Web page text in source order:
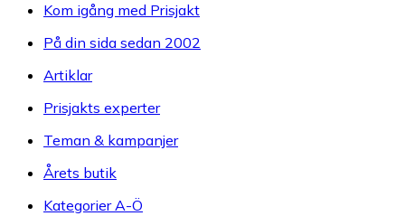
Kom igång med Prisjakt
På din sida sedan 2002
Artiklar
Prisjakts experter
Teman & kampanjer
Årets butik
Kategorier A-Ö